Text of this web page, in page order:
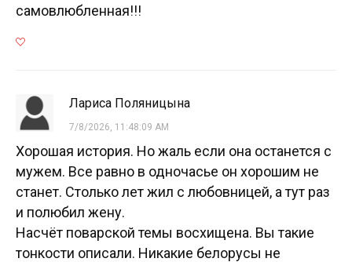
самовлюбленная!!!
Лариса Поляницына
7/8/2026, 11:48:09 AM
Хорошая история. Но жаль если она останется с
мужем. Все равно в одночасье он хорошим не
станет. Столько лет жил с любовницей, а тут раз
и полюбил жену.
Насчёт поварской темы восхищена. Вы такие
тонкости описали. Никакие белорусы не